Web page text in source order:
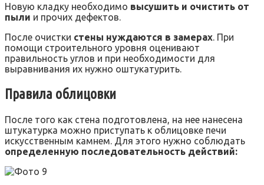
Новую кладку необходимо высушить и очистить от
пыли и прочих дефектов.
После очистки стены нуждаются в замерах. При
помощи строительного уровня оценивают
правильность углов и при необходимости для
выравнивания их нужно оштукатурить.
Правила облицовки
После того как стена подготовлена, на нее нанесена
штукатурка можно приступать к облицовке печи
искусственным камнем. Для этого нужно соблюдать
определенную последовательность действий: